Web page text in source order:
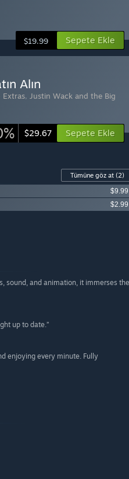
$19.99 Sepete Ekle
Alın
Extras, Justin Wack and the Big
$29.67 Sepete Ekle
Tümüne göz at (2)
$9.99
$2.99
sound, and animation, it immerses the
up to date.”
enjoying every minute. Fully